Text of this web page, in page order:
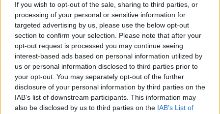
If you wish to opt-out of the sale, sharing to third parties, or
processing of your personal or sensitive information for
targeted advertising by us, please use the below opt-out
section to confirm your selection. Please note that after your
opt-out request is processed you may continue seeing
interest-based ads based on personal information utilized by
us or personal information disclosed to third parties prior to
your opt-out. You may separately opt-out of the further
disclosure of your personal information by third parties on the
IAB’s list of downstream participants. This information may
also be disclosed by us to third parties on the IAB’s List of
Como as concessionárias de energia estão se adaptando aos
impactos das mudanças climáticas
Bruno Costa · 6 ago 2026